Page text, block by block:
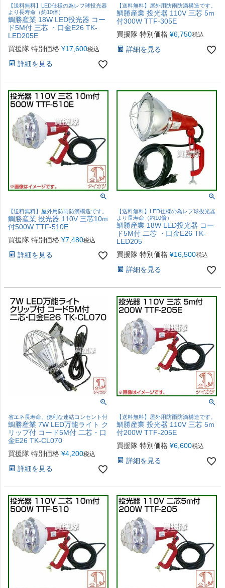
【送料無料】LED仕様の為レフ球投光器
より長寿命（約10倍）
鯛勝産業 18W LED投光器 コー
ド5M付 三芯 ・口金E26 TK-
LED205E
買援隊 特別価格 ¥17,600税込
詳細を見る
【送料無料】屋外用防雨防滴構造です。
鯛勝産業 投光器 110V 三芯 5m
付300W TTF-305E
買援隊 特別価格 ¥6,750税込
詳細を見る
【送料無料】屋外用防雨防滴構造です。
鯛勝産業 投光器 110V 三芯10m
付500W TTF-510E
買援隊 特別価格 ¥7,480税込
詳細を見る
【送料無料】LED仕様の為レフ球投光器
より長寿命（約10倍）
鯛勝産業 18W LED投光器 コー
ド5M付 二芯 ・口金E26 TK-
LED205
買援隊 特別価格 ¥16,500税込
詳細を見る
省エネ長寿命。便利な連結コンセント付
鯛勝産業 7W LED万能ライト ク
リップ付 コード5M付 二芯・口
金E26 TK-CL070
買援隊 特別価格 ¥4,200税込
詳細を見る
【送料無料】屋外用防雨防滴構造です。
鯛勝産業 投光器 110V 三芯 5m
付200W TTF-205E
買援隊 特別価格 ¥6,600税込
詳細を見る